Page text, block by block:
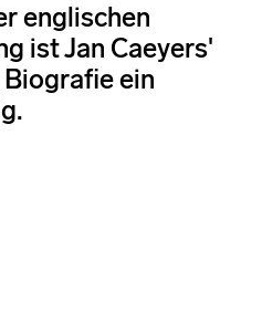
englischen
ist Jan Caeyers'
ein